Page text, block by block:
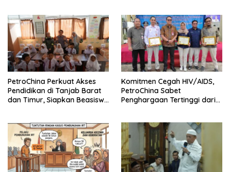
PetroChina Perkuat Akses
Pendidikan di Tanjab Barat
dan Timur, Siapkan Beasiswa
Komitmen Cegah HIV/AIDS,
PetroChina Sabet
Penghargaan Tertinggi dari